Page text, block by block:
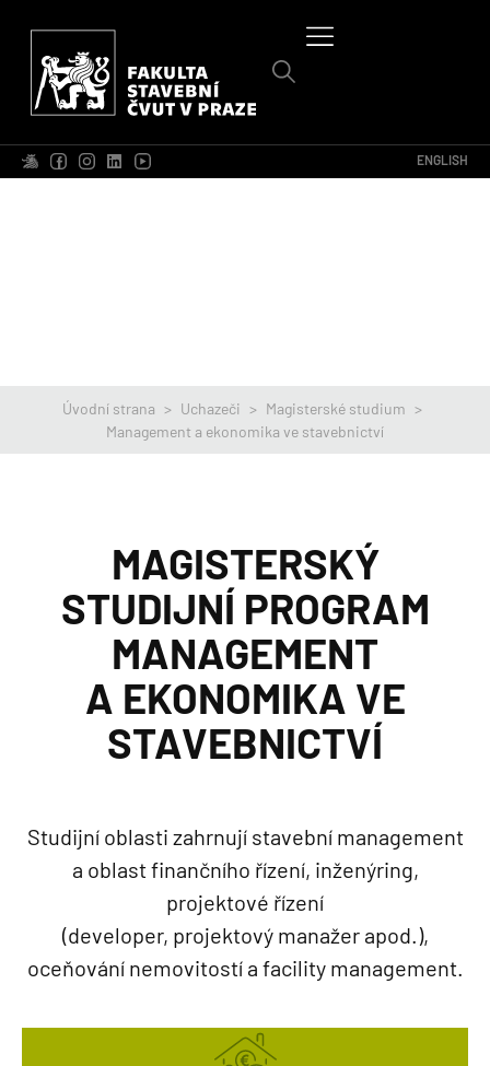
ENGLISH
Úvodní strana > Uchazeči > Magisterské studium >
Management a ekonomika ve stavebnictví
MAGISTERSKÝ
STUDIJNÍ PROGRAM
MANAGEMENT
A EKONOMIKA VE
STAVEBNICTVÍ
Studijní oblasti zahrnují stavební management
a oblast finančního řízení, inženýring,
projektové řízení
(developer, projektový manažer apod.),
oceňování nemovitostí a facility management.